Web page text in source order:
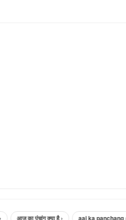
आज का पंचांग क्या है › aaj ka panchang ›